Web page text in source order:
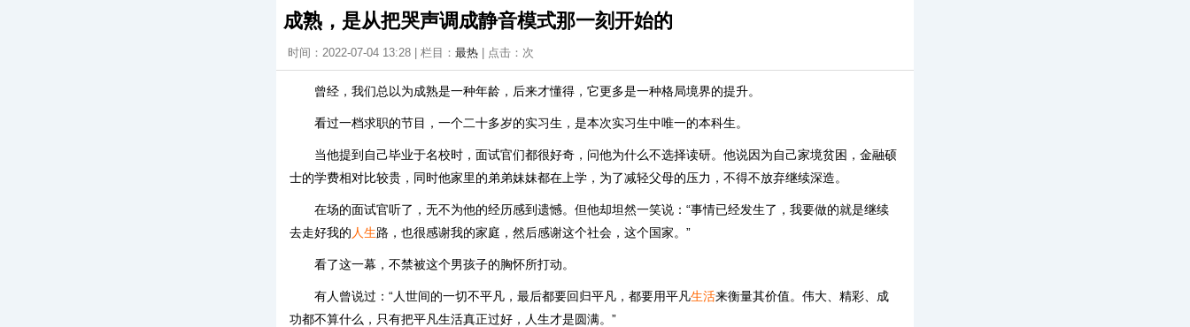
成熟，是从把哭声调成静音模式那一刻开始的
时间：2022-07-04 13:28 | 栏目： 最热 | 点击： 次
曾经，我们总以为成熟是一种年龄，后来才懂得，它更多是一种格局境界的提升。
看过一档求职的节目，一个二十多岁的实习生，是本次实习生中唯一的本科生。
当他提到自己毕业于名校时，面试官们都很好奇，问他为什么不选择读研。他说因为自己家境贫困，金融硕
士的学费相对比较贵，同时他家里的弟弟妹妹都在上学，为了减轻父母的压力，不得不放弃继续深造。
在场的面试官听了，无不为他的经历感到遗憾。但他却坦然一笑说：“事情已经发生了，我要做的就是继续
去走好我的 人生路，也很感谢我的家庭，然后感谢这个社会，这个国家。”
看了这一幕，不禁被这个男孩子的胸怀所打动。
有人曾说过：“人世间的一切不平凡，最后都要回归平凡，都要用平凡生活来衡量其价值。伟大、精彩、成
功都不算什么，只有把平凡生活真正过好，人生才是圆满。”